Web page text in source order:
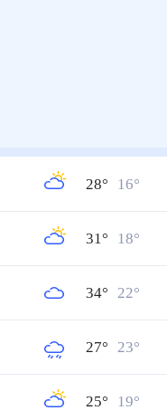
28° 16°
31° 18°
34° 22°
27° 23°
25° 19°